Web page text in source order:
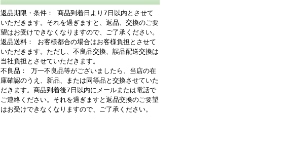
返品期限・条件： 商品到着日より7日以内とさせて
いただきます。それを過ぎますと、返品、交換のご要
望はお受けできなくなりますので、ご了承ください。
返品送料： お客様都合の場合はお客様負担とさせて
いただきます。ただし、不良品交換、誤品配送交換は
当社負担とさせていただきます。
不良品： 万一不良品等がございましたら、当店の在
庫確認のうえ、新品、または同等品と交換させていた
だきます。商品到着後7日以内にメールまたは電話で
ご連絡ください。それを過ぎますと返品交換のご要望
はお受けできなくなりますので、ご了承ください。